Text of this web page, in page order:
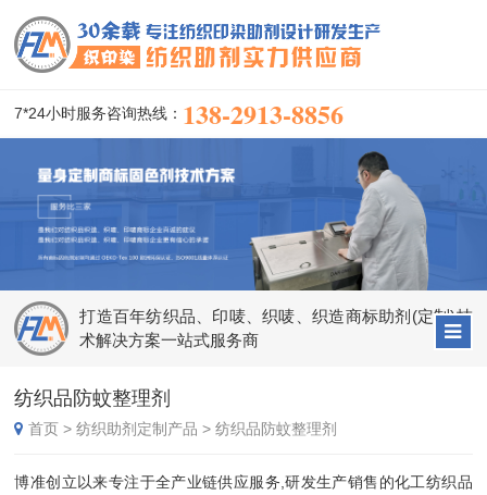
7*24小时服务咨询热线： 138-2913-8856
打造百年纺织品、印唛、织唛、织造商标助剂(定制)技
术解决方案一站式服务商
纺织品防蚊整理剂
首页 >纺织助剂定制产品 >纺织品防蚊整理剂
博准创立以来专注于全产业链供应服务,研发生产销售的化工纺织品